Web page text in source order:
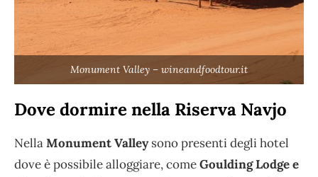
Monument Valley – wineandfoodtour.it
Dove dormire nella Riserva Navjo
NellaMonument Valleysono presenti degli hotel
dove è possibile alloggiare, comeGoulding Lodge e